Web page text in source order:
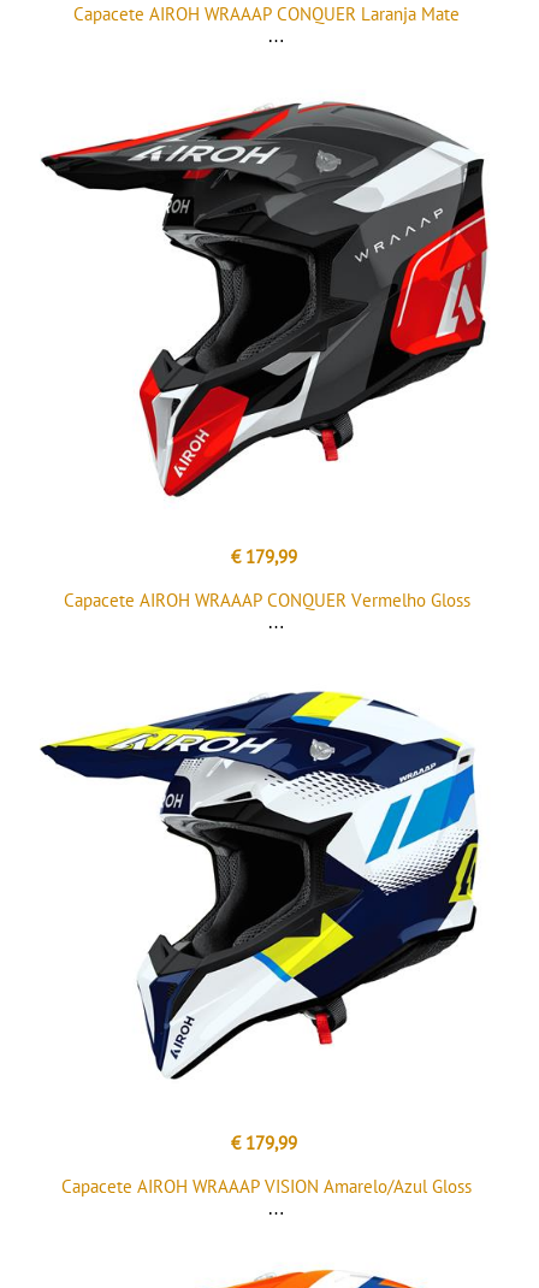
Capacete AIROH WRAAAP CONQUER Laranja Mate
€ 179,99
Capacete AIROH WRAAAP CONQUER Vermelho Gloss
€ 179,99
Capacete AIROH WRAAAP VISION Amarelo/Azul Gloss